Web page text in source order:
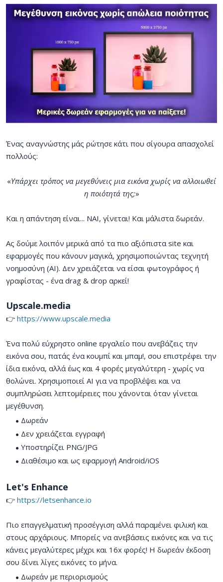
Ένας αναγνώστης μάς ρώτησε κάτι που σίγουρα απασχολεί
πολλούς:
«Υπάρχει τρόπος να μεγεθύνεις μια εικόνα χωρίς να αλλοιωθεί
η ποιότητά της;»
Και η απάντηση είναι... ΝΑΙ, γίνεται! Και μάλιστα δωρεάν.
Ας δούμε λοιπόν μερικά από τα πιο αξιόπιστα site και
εφαρμογές που κάνουν μαγικά, χρησιμοποιώντας τεχνητή
νοημοσύνη (AI). Δεν χρειάζεται να είσαι φωτογράφος ή
γραφίστας - ένα drag & drop αρκεί!
Upscale.media
👉 https://www.upscale.media
Ένα πολύ εύχρηστο online εργαλείο που ανεβάζεις την
εικόνα σου, πατάς ένα κουμπί και μπαμ!, σου επιστρέφει την
ίδια εικόνα, αλλά έως και 4 φορές μεγαλύτερη - χωρίς να
θολώνει. Χρησιμοποιεί AI για να προβλέψει και να
συμπληρώσει λεπτομέρειες που χάνονται όταν γίνεται
μεγέθυνση.
Δωρεάν
Δεν χρειάζεται εγγραφή
Υποστηρίζει PNG/JPG
Διαθέσιμο και ως εφαρμογή Android/iOS
Let's Enhance
👉 https://letsenhance.io
Πιο επαγγελματική προσέγγιση αλλά παραμένει φιλική και
στους αρχάριους. Μπορείς να ανεβάσεις εικόνες και να τις
κάνεις μεγαλύτερες μέχρι και 16x φορές! Η δωρεάν έκδοση
σου δίνει λίγες εικόνες το μήνα.
Δωρεάν με περιορισμούς